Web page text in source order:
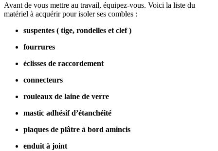
Avant de vous mettre au travail, équipez-vous. Voici la liste du
matériel à acquérir pour isoler ses combles :
suspentes ( tige, rondelles et clef )
fourrures
éclisses de raccordement
connecteurs
rouleaux de laine de verre
mastic adhésif d’étanchéité
plaques de plâtre à bord amincis
enduit à joint